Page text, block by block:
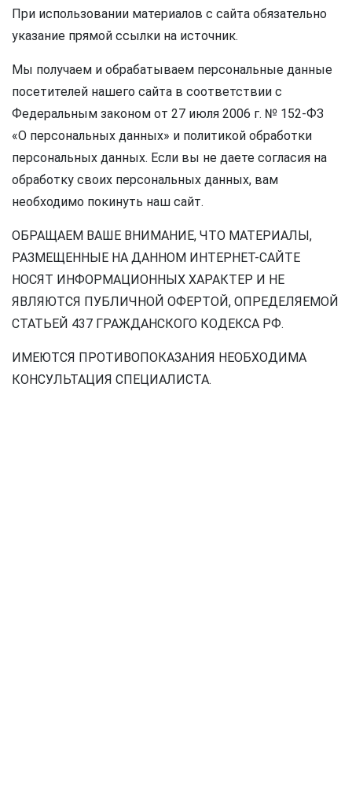
При использовании материалов с сайта обязательно
указание прямой ссылки на источник.
Мы получаем и обрабатываем персональные данные
посетителей нашего сайта в соответствии с
Федеральным законом от 27 июля 2006 г. № 152-ФЗ
«О персональных данных» и политикой обработки
персональных данных. Если вы не даете согласия на
обработку своих персональных данных, вам
необходимо покинуть наш сайт.
ОБРАЩАЕМ ВАШЕ ВНИМАНИЕ, ЧТО МАТЕРИАЛЫ,
РАЗМЕЩЕННЫЕ НА ДАННОМ ИНТЕРНЕТ-САЙТЕ
НОСЯТ ИНФОРМАЦИОННЫХ ХАРАКТЕР И НЕ
ЯВЛЯЮТСЯ ПУБЛИЧНОЙ ОФЕРТОЙ, ОПРЕДЕЛЯЕМОЙ
СТАТЬЕЙ 437 ГРАЖДАНСКОГО КОДЕКСА РФ.
ИМЕЮТСЯ ПРОТИВОПОКАЗАНИЯ НЕОБХОДИМА
КОНСУЛЬТАЦИЯ СПЕЦИАЛИСТА.